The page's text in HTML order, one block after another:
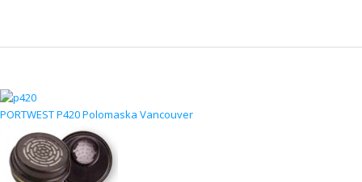
PORTWEST P420 Polomaska Vancouver